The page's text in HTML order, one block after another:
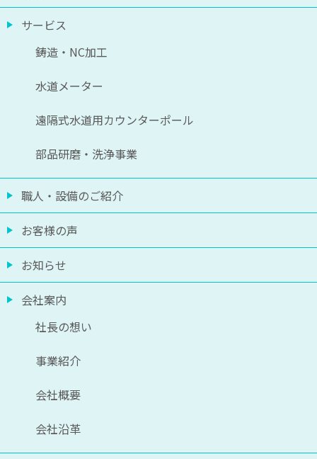
サービス
鋳造・NC加工
水道メーター
遠隔式水道用カウンターポール
部品研磨・洗浄事業
職人・設備のご紹介
お客様の声
お知らせ
会社案内
社長の想い
事業紹介
会社概要
会社沿革